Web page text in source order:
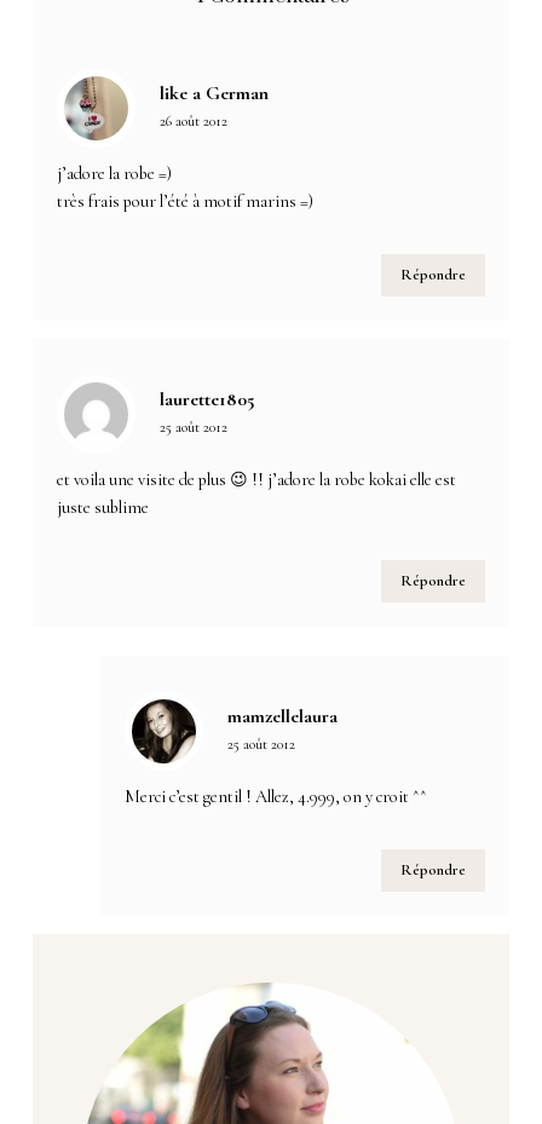
like a German
26 août 2012
j’adore la robe =)
très frais pour l’été à motif marins =)
Répondre
laurette1805
25 août 2012
et voila une visite de plus 😉 !! j’adore la robe kokai elle est
juste sublime
Répondre
mamzellelaura
25 août 2012
Merci c’est gentil ! Allez, 4.999, on y croit ^^
Répondre